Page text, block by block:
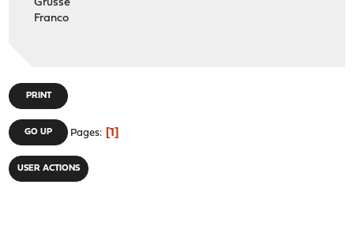
Grüsse
Franco
PRINT
GO UP Pages 1
USER ACTIONS